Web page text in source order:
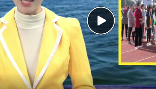
Play